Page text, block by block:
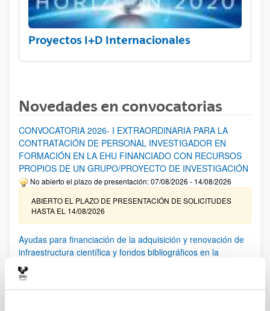
Proyectos I+D Internacionales
Novedades en convocatorias
CONVOCATORIA 2026- I EXTRAORDINARIA PARA LA
CONTRATACIÓN DE PERSONAL INVESTIGADOR EN
FORMACIÓN EN LA EHU FINANCIADO CON RECURSOS
PROPIOS DE UN GRUPO/PROYECTO DE INVESTIGACIÓN
No abierto el plazo de presentación: 07/08/2026 - 14/08/2026
ABIERTO EL PLAZO DE PRESENTACIÓN DE SOLICITUDES
HASTA EL 14/08/2026
Ayudas para financiación de la adquisición y renovación de
infraestructura científica y fondos bibliográficos en la
UPV/EHU 2026